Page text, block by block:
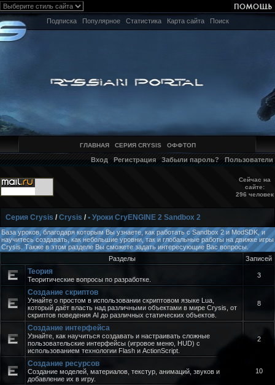
Подписка Популярное Статистика Карта сайта Поиск
ГЛАВНАЯ СЕРИЯ CRYSIS ОФФТОП
Вход Регистрация Забыли пароль? Пользователи
Сейчас на
сайте:
296 человек
Серия Crysis /Crysis /• Уроки CryENGINE 2 Sandbox 2
База уроков, благодаря которым Вы узнаете, как работать с Sandbox 2 и ModSDK, и
научитесь создавать, как небольшие уровни, так и глобальные работы на движке игры
Crysis. Также в этом разделе Вы сможете задать интересующие Вас вопросы.
Разделы
Записей
Теория
Теоритические вопросы по разработке.
3
Создание скриптов
Узнайте о простом в использовании скриптовом языке Lua,
который даёт власть над различными объектами в мире Crysis, от
скриптов поведения AI до различных статических объектов.
8
Создание интерфейса
Узнайте, как научиться создавать и настраивать сложные
пользовательские интерфейсы (игровое меню, HUD) с
использованием технологии Flash и ActionScript.
2
Создание ресурсов
Создание моделей, материалов, текстур, анимаций, звуков и
добавление их в игру.
10